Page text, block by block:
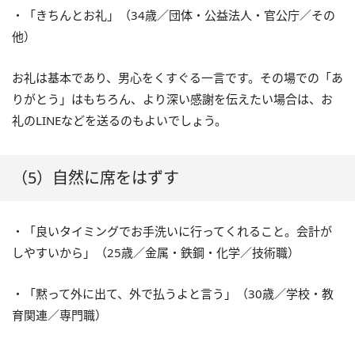
・「きちんとお礼」（34歳／団体・公益法人・官公庁／その
他）
お礼は基本であり、男心をくすぐる一言です。その場での「あ
りがとう」はもちろん、より深い感謝を伝えたい場合は、お
礼のLINEなどを送るのもよいでしょう。
（5）自然に席をはずす
・「良いタイミングでお手洗いに行ってくれること。会計が
しやすいから」（25歳／金属・鉄鋼・化学／技術職）
・「黙って外に出て、外で払うよと言う」（30歳／学校・教
育関連／専門職）